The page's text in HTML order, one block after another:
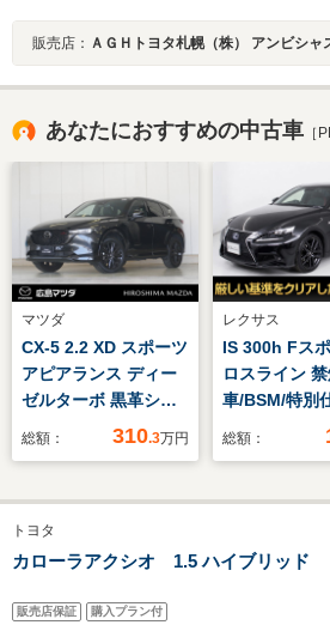
販売店： ＡＧＨトヨタ札幌（株） アンビシャ
あなたにおすすめの中古車 ［
マツダ
CX-5 2.2 XD スポーツ
アピアランス ディー
ゼルターボ 黒革シー
ト BOSE 電動スラ
ニター 純正ナビ 前
後ドライブレコーダ
ー ETC 障害物セン
マツダ・レーダー・ク
総額： 310.3万円
レクサス
IS 300h Fス
ロスライン
車/BSM/特別
赤レザーシー
ー/シートメ
クラッシュ/
総額：
トヨタ
カローラアクシオ 1.5 ハイブリッド
販売店保証 購入プラン付